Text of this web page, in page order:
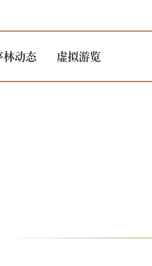
林动态 虚拟游览